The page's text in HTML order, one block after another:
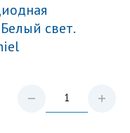
свет.